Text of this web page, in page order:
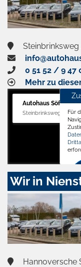
Steinbrinksweg
0 51 52 / 9 47
Mehr zu
Autohaus Söffker
Steinbrinksweg 12,Für
Wir in
Hannoversche